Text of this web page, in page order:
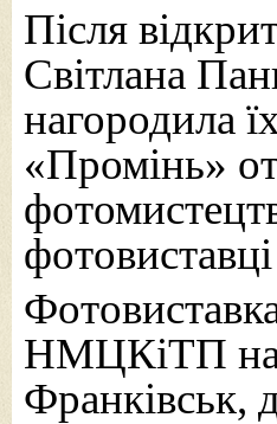
Після
Світлана
нагородила
«Промінь»
НМЦКіТП на
Франківськ,